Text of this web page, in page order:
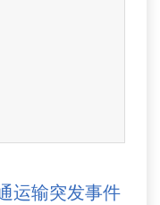
运输突发事件